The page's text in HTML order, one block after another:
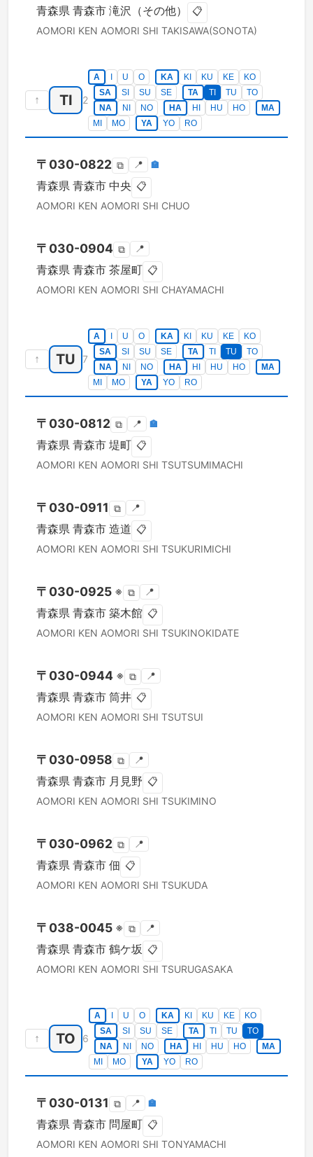
青森県 青森市 滝沢（その他） 📋
AOMORI KEN AOMORI SHI TAKISAWA(SONOTA)
↑ TI 2
A U O KA KI KU KE
KO
SA
SI SU SE TA TI TU
TO
NA
NI NO HA HI HU HO
MA
MI
MO YA YO RO
〒 030-0822 ⧉ 📍 🏣
青森県 青森市 中央 📋
AOMORI KEN AOMORI SHI CHUO
〒 030-0904 ⧉ 📍
青森県 青森市 茶屋町 📋
AOMORI KEN AOMORI SHI CHAYAMACHI
↑ TU 7
A U O KA KI KU KE
KO
SA
SI SU SE TA TI TU
TO
NA
NI NO HA HI HU HO
MA
MI
MO YA YO RO
〒 030-0812 ⧉ 📍 🏣
青森県 青森市 堤町 📋
AOMORI KEN AOMORI SHI TSUTSUMIMACHI
〒 030-0911 ⧉ 📍
青森県 青森市 造道 📋
AOMORI KEN AOMORI SHI TSUKURIMICHI
〒 030-0925 ※ ⧉ 📍
青森県 青森市 築木館 📋
AOMORI KEN AOMORI SHI TSUKINOKIDATE
〒 030-0944 ※ ⧉ 📍
青森県 青森市 筒井 📋
AOMORI KEN AOMORI SHI TSUTSUI
〒 030-0958 ⧉ 📍
青森県 青森市 月見野 📋
AOMORI KEN AOMORI SHI TSUKIMINO
〒 030-0962 ⧉ 📍
青森県 青森市 佃 📋
AOMORI KEN AOMORI SHI TSUKUDA
〒 038-0045 ※ ⧉ 📍
青森県 青森市 鶴ケ坂 📋
AOMORI KEN AOMORI SHI TSURUGASAKA
↑ TO 6
A U O KA KI KU KE
KO
SA
SI SU SE TA TI TU
TO
NA
NI NO HA HI HU HO
MA
MI
MO YA YO RO
〒 030-0131 ⧉ 📍 🏣
青森県 青森市 問屋町 📋
AOMORI KEN AOMORI SHI TONYAMACHI